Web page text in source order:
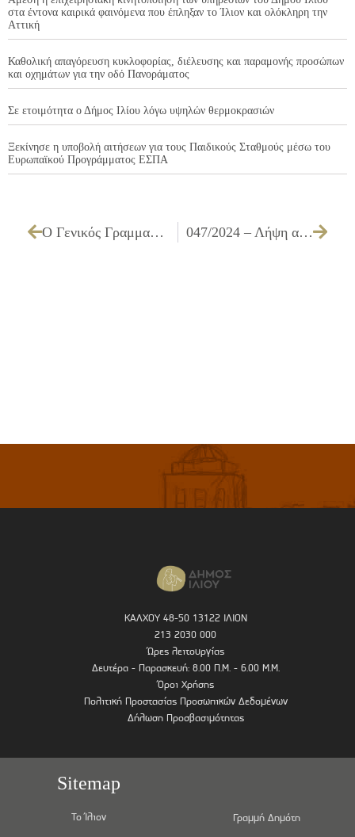
στα έντονα καιρικά φαινόμενα που έπληξαν το Ίλιον και ολόκληρη την
Αττική
Καθολική απαγόρευση κυκλοφορίας, διέλευσης και παραμονής προσώπων
και οχημάτων για την οδό Πανοράματος
Σε ετοιμότητα ο Δήμος Ιλίου λόγω υψηλών θερμοκρασιών
Ξεκίνησε η υποβολή αιτήσεων για τους Παιδικούς Σταθμούς μέσω του
Ευρωπαϊκού Προγράμματος ΕΣΠΑ
Ο Γενικός Γραμματέας Δημόσιας Διοίκησης στον Δήμο Ιλίου 047/2024 – Λήψη απόφασης για ορισμό διαπαραταξιακής επιτροπής για τις θρησκευτικές εμποροπανηγύρεις του Δήμου Ιλίου
ΚΑΛΧΟΥ 48-50 13122 ΙΛΙΟΝ
213 2030 000
Ώρες λειτουργίας
Δευτέρα - Παρασκευή: 8.00 Π.Μ. - 6.00 Μ.Μ.
Όροι Χρήσης
Πολιτική Προστασίας Προσωπικών Δεδομένων
Δήλωση Προσβασιμότητας
Sitemap
Το Ίλιον Γραμμή Δημότη